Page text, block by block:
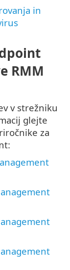
in
RMM
v strežniku
glejte
za